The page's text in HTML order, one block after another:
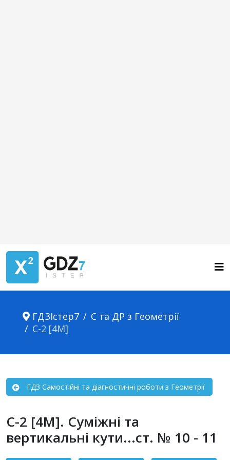
ГДЗІстер7
С та ДР з Геометрії
С-2 [4М]
ГДЗ Самостійні та діагностичні роботи з Геометрії
С-2 [4М]. Суміжні та
вертикальні кути...ст. № 10 - 11
Зміст статті